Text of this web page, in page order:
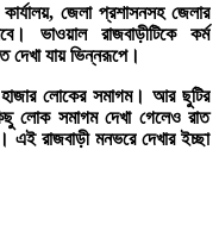
জেলা প্রশাসনসহ জেলার
ভাওয়াল রাজবাড়ীটিকে কর্ম
দেখা যায় ভিন্নরূপে।
হাজার লোকের সমাগম। আর ছুটির
লোক সমাগম দেখা গেলেও রাত
এই রাজবাড়ী মনভরে দেখার ইচ্ছা